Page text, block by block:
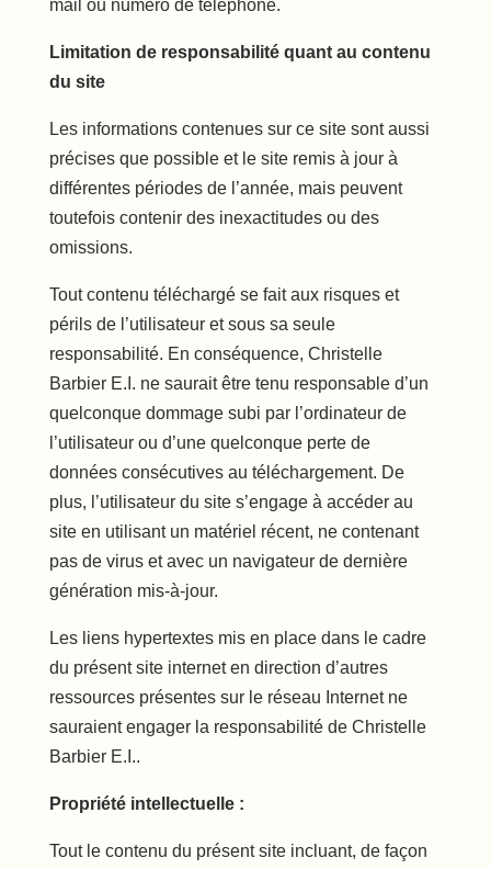
mail ou numéro de téléphone.
Limitation de responsabilité quant au contenu
du site
Les informations contenues sur ce site sont aussi
précises que possible et le site remis à jour à
différentes périodes de l’année, mais peuvent
toutefois contenir des inexactitudes ou des
omissions.
Tout contenu téléchargé se fait aux risques et
périls de l’utilisateur et sous sa seule
responsabilité. En conséquence, Christelle
Barbier E.I. ne saurait être tenu responsable d’un
quelconque dommage subi par l’ordinateur de
l’utilisateur ou d’une quelconque perte de
données consécutives au téléchargement. De
plus, l’utilisateur du site s’engage à accéder au
site en utilisant un matériel récent, ne contenant
pas de virus et avec un navigateur de dernière
génération mis-à-jour.
Les liens hypertextes mis en place dans le cadre
du présent site internet en direction d’autres
ressources présentes sur le réseau Internet ne
sauraient engager la responsabilité de Christelle
Barbier E.I..
Propriété intellectuelle :
Tout le contenu du présent site incluant, de façon